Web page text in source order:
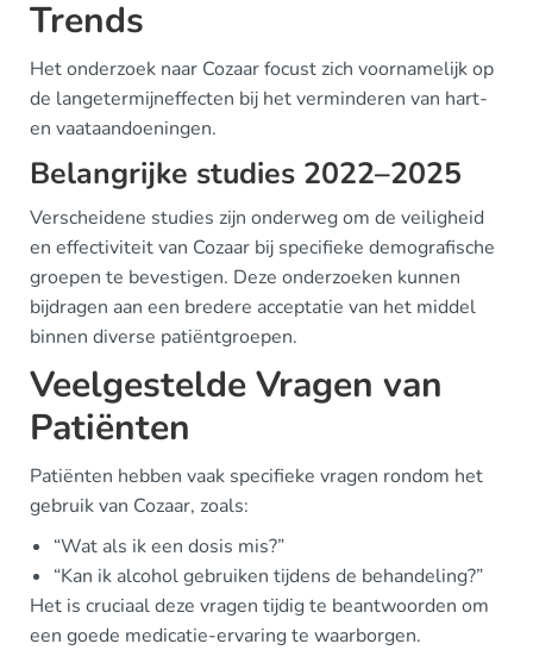
Trends
Het onderzoek naar Cozaar focust zich voornamelijk op
de langetermijneffecten bij het verminderen van hart-
en vaataandoeningen.
Belangrijke studies 2022–2025
Verscheidene studies zijn onderweg om de veiligheid
en effectiviteit van Cozaar bij specifieke demografische
groepen te bevestigen. Deze onderzoeken kunnen
bijdragen aan een bredere acceptatie van het middel
binnen diverse patiëntgroepen.
Veelgestelde Vragen van
Patiënten
Patiënten hebben vaak specifieke vragen rondom het
gebruik van Cozaar, zoals:
“Wat als ik een dosis mis?”
“Kan ik alcohol gebruiken tijdens de behandeling?”
Het is cruciaal deze vragen tijdig te beantwoorden om
een goede medicatie-ervaring te waarborgen.